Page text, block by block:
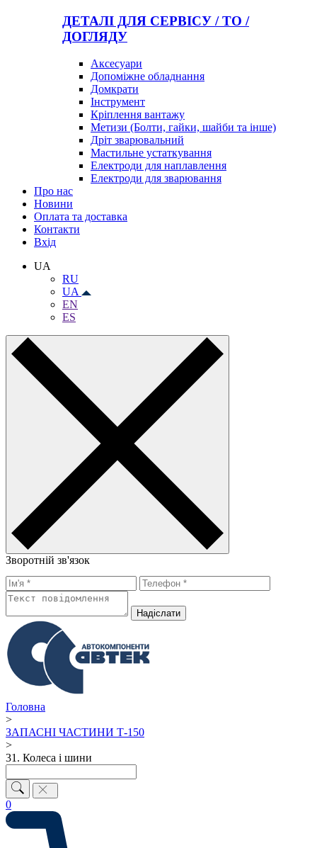
ДЕТАЛІ ДЛЯ СЕРВІСУ / ТО /
ДОГЛЯДУ
Аксесуари
Допоміжне обладнання
Домкрати
Інструмент
Кріплення вантажу
Метизи (Болти, гайки, шайби та інше)
Дріт зварювальний
Мастильне устаткування
Електроди для наплавлення
Електроди для зварювання
Про нас
Новини
Оплата та доставка
Контакти
Вхiд
UA
RU
UA
EN
ES
Зворотній зв'язок
Надiслати
Головна
>
ЗАПАСНІ ЧАСТИНИ Т-150
>
31. Колеса і шини
0